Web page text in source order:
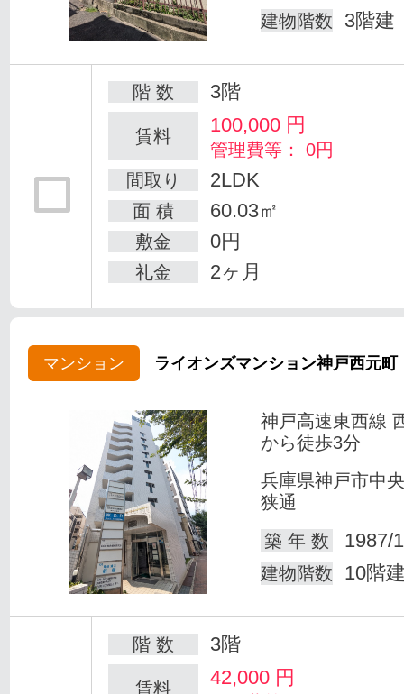
建物階数 3階建
階 数 3階
賃料 100,000 円
管理費等： 0円
間取り
2LDK
面 積 60.03㎡
敷金 0円
礼金 2ヶ月
マンション ライオンズマンション神戸西元町
神戸高速東西線
から徒歩3分
兵庫県神戸市中
狭通
築 年 数
1987/
建物階数 10階
階 数 3階
賃料 42,000 円